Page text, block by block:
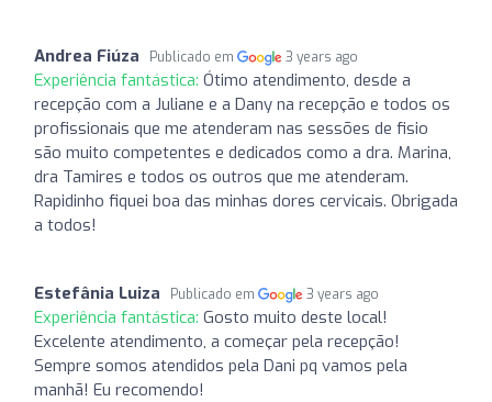
Andrea Fiúza Publicado em 3 years ago
Experiência fantástica: Ótimo atendimento, desde a
recepção com a Juliane e a Dany na recepção e todos os
profissionais que me atenderam nas sessões de fisio
são muito competentes e dedicados como a dra. Marina,
dra Tamires e todos os outros que me atenderam.
Rapidinho fiquei boa das minhas dores cervicais. Obrigada
a todos!
Estefânia Luiza Publicado em 3 years ago
Experiência fantástica: Gosto muito deste local!
Excelente atendimento, a começar pela recepção!
Sempre somos atendidos pela Dani pq vamos pela
manhã! Eu recomendo!